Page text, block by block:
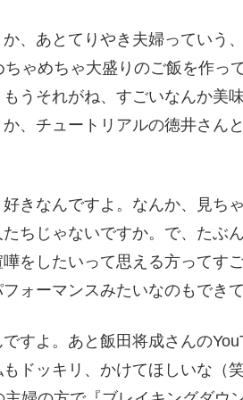
、あとてりやき夫婦っていう
めちゃ大盛りのご飯を作っ
うそれがね、すごいなんか美
、チュートリアルの徳井さん
きなんですよ。なんか、見ち
ちじゃないですか。で、たぶ
したいって思える方ってすご
ォーマンスみたいなのもできて
すよ。あと飯田将成さんの
ドッキリ、かけてほしいな（